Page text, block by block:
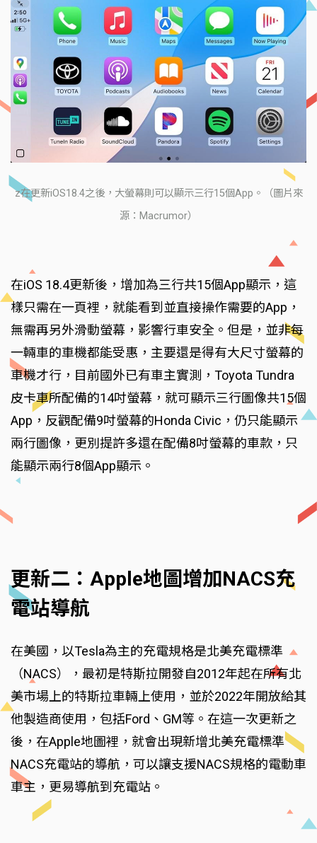
z在更新iOS18.4之後，大螢幕則可以顯示三行15個App。（圖片來
源：Macrumor）
在iOS 18.4更新後，增加為三行共15個App顯示，這
樣只需在一頁裡，就能看到並直接操作需要的App，
無需再另外滑動螢幕，影響行車安全。但是，並非每
一輛車的車機都能受惠，主要還是得有大尺寸螢幕的
車機才行，目前國外已有車主實測，Toyota Tundra
皮卡車所配備的14吋螢幕，就可顯示三行圖像共15個
App，反觀配備9吋螢幕的Honda Civic，仍只能顯示
兩行圖像，更別提許多還在配備8吋螢幕的車款，只
能顯示兩行8個App顯示。
更新二：Apple地圖增加NACS充
電站導航
在美國，以Tesla為主的充電規格是北美充電標準
（NACS），最初是特斯拉開發自2012年起在所有北
美市場上的特斯拉車輛上使用，並於2022年開放給其
他製造商使用，包括Ford、GM等。在這一次更新之
後，在Apple地圖裡，就會出現新增北美充電標準
NACS充電站的導航，可以讓支援NACS規格的電動車
車主，更易導航到充電站。